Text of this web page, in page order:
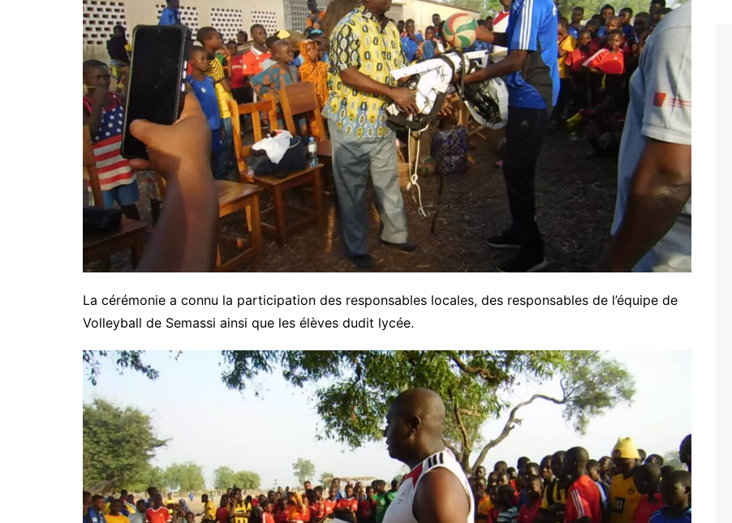
La cérémonie a connu la participation des responsables locales, des responsables de l’équipe de
Volleyball de Semassi ainsi que les élèves dudit lycée.